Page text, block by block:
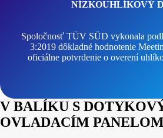
NÍZKOUHLÍKOVÝ
Spoločnosť TÜV SÜD vykonala
3:2019 dôkladné hodnotenie
oficiálne potvrdenie o overení
V BALÍKU S
OVLADACÍM PANELOM